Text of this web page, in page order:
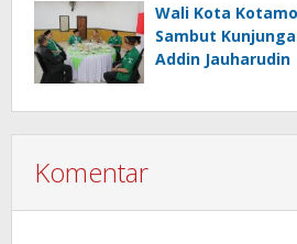
Wali Kota
Sambut
Addin Jauharudin
Komentar